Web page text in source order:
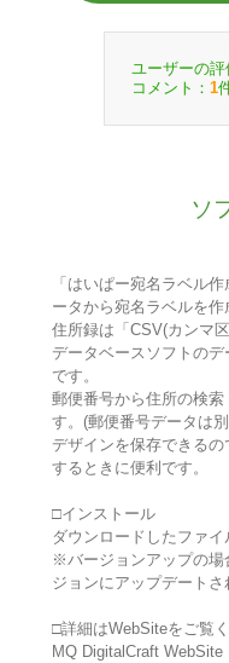
ユーザーの評
コメント： 1
ソ
「はいぱー宛名ラベル
ータから宛名ラベルを作
住所録は「CSV(カンマ
データベースソフトの
です。
郵便番号から住所の検
す。(郵便番号データは
デザインを保存できる
するときに便利です。
□インストール
ダウンロードしたファイ
※バージョンアップの場
ジョンにアップデートさ
□詳細はWebSiteをご覧
MQ DigitalCraft WebSite